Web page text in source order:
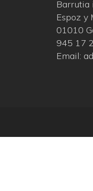
Barrutia
Espoz y
01010
945 17
Email: